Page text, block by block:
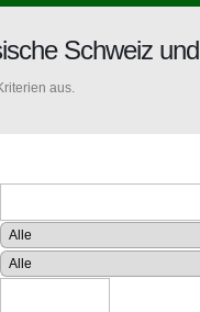
Schweiz
aus.